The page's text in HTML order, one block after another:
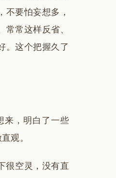
要怕妄想多，
常这样反省、
。这个把握久了
来，明白了一些
观。
很空灵，没有直